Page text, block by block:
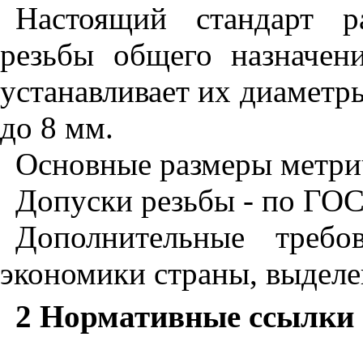
Настоящий стандарт
резьбы общего
устанавливает их
до 8 мм.
Основные размеры
Допуски резьбы - по
Дополнительные
экономики страны,
2 Нормативные ссылки